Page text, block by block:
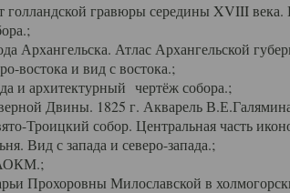
гравюры середины XVIII века.
Архангельска. Атлас Архангельской
востока и вид с востока.;
и архитектурный чертёж собора.;
Двины. 1825 г. Акварель
Троицкий собор. Центральная часть
Вид с запада и северо-запада.;
Прохоровны Милославской в